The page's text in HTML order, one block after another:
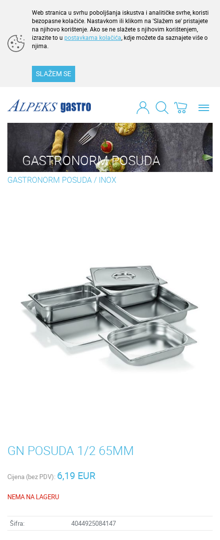
Web stranica u svrhu poboljšanja iskustva i analitičke svrhe, koristi
bezopasne kolačiće. Nastavkom ili klikom na 'Slažem se' pristajete
na njihovo korištenje. Ako se ne slažete s njihovim korištenjem,
izrazite to u postavkama kolačića , kdje možete da saznajete više o
njima.
SLAŽEM SE
GASTRONORM POSUDA
GASTRONORM POSUDA/ INOX
GN POSUDA 1/2 65MM
Cijena (bez PDV): 6,19 EUR
NEMA NA LAGERU
Šifra: 4044925084147